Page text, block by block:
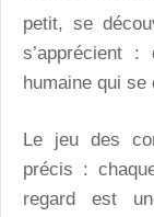
petit, se
s’apprécient
humaine qui
Le jeu des
précis :
regard est